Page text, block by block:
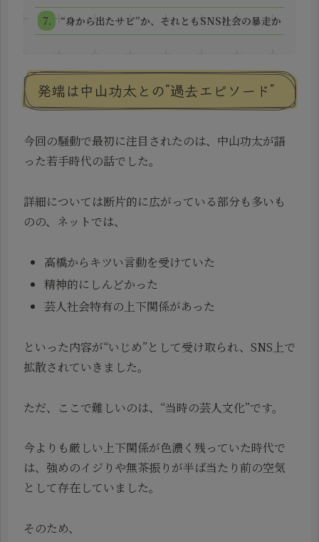
“身から出たサビ”か、それともSNS社会の暴走か
発端は中山功太との“過去エピソード”
今回の騒動で最初に注目されたのは、中山功太が語
った若手時代の話でした。
詳細については断片的に広がっている部分も多いも
のの、ネットでは、
高橋からキツい言動を受けていた
精神的にしんどかった
芸人社会特有の上下関係があった
といった内容が“いじめ”として受け取られ、SNS上で
拡散されていきました。
ただ、ここで難しいのは、“当時の芸人文化”です。
今よりも厳しい上下関係が色濃く残っていた時代で
は、強めのイジりや無茶振りが半ば当たり前の空気
として存在していました。
そのため、